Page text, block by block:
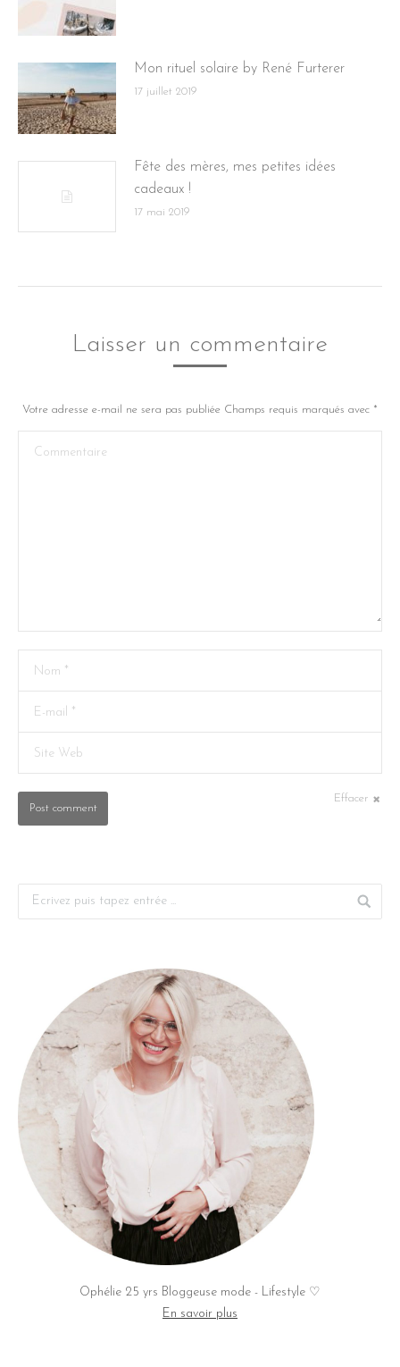
Mon rituel solaire by René Furterer
17 juillet 2019
Fête des mères, mes petites idées
cadeaux !
17 mai 2019
Laisser un commentaire
Votre adresse e-mail ne sera pas publiée Champs requis marqués avec *
Commentaire
Nom *
E-mail *
Site Web
Effacer
Post comment
Ophélie 25 yrs Bloggeuse mode - Lifestyle ♡
En savoir plus